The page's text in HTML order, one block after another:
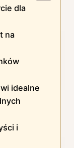
dla
na
idealne
i